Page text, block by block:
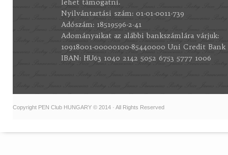
lehet támogatni.
Nyilvántartási szám: 01-01-0011-739
Adószám: 18519596-2-41
Adományaikat az alábbi bankszámlára várjuk:
10918001-00000100-85440000 Uni Credit Bank
IBAN: HU63 1040 2142 5052 6753 5777 1006
Copyright PEN Club HUNGARY © 2014 · All Rights Reserved